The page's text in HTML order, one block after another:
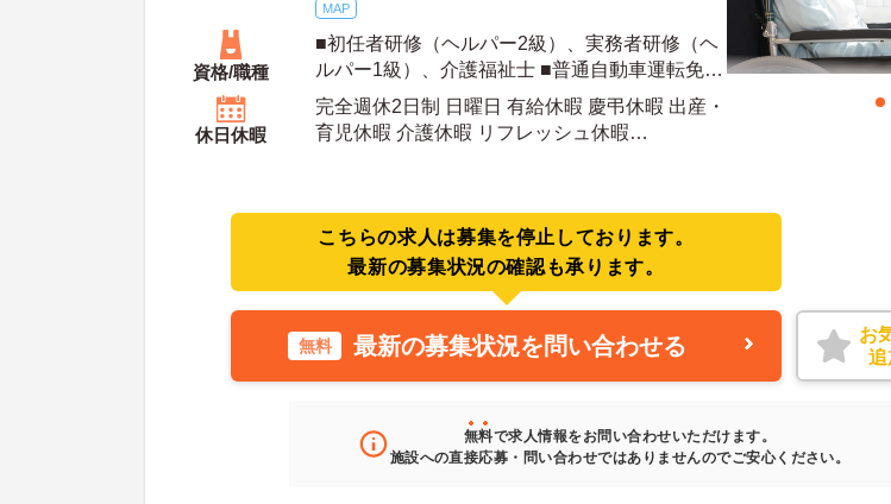
MAP
資格/職種
■初任者研修（ヘルパー2級）、実務者研修（ヘ
ルパー1級）、介護福祉士 ■普通自動車運転免許
（AT限定可）
休日休暇
完全週休2日制 日曜日 有給休暇 慶弔休暇 出産・
育児休暇 介護休暇 リフレッシュ休暇
こちらの求人は募集を停止しております。
最新の募集状況の確認も承ります。
無料 最新の募集状況を問い合わせる
お
追
無料で求人情報をお問い合わせいただけます。
施設への直接応募・問い合わせではありませんのでご安心ください。